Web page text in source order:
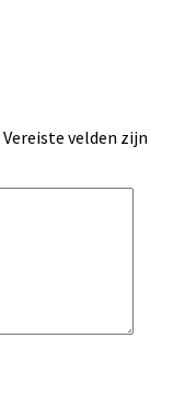
Vereiste velden zijn